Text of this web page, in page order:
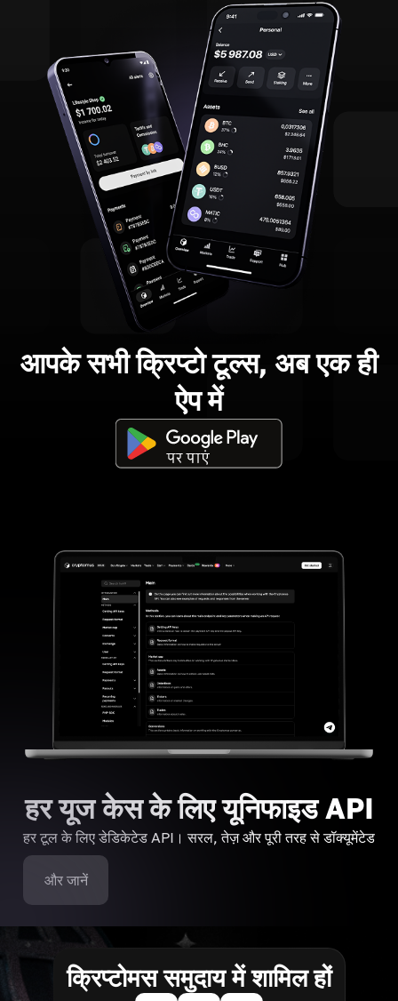
आपके सभी क्रिप्टो टूल्स, अब एक ही
ऐप में
हर यूज केस के लिए यूनिफाइड API
हर टूल के लिए डेडिकेटेड API। सरल, तेज़ और पूरी तरह से डॉक्यूमेंटेड
और जानें
क्रिप्टोमस समुदाय में शामिल हों